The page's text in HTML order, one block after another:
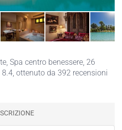
, Spa centro benessere, 26
ottenuto da 392 recensioni